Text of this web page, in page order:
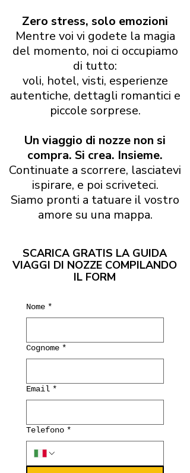
Zero stress, solo emozioni
Mentre voi vi godete la magia
del momento, noi ci occupiamo
di tutto:
voli, hotel, visti, esperienze
autentiche, dettagli romantici e
piccole sorprese.
Un viaggio di nozze non si
compra. Si crea. Insieme.
Continuate a scorrere, lasciatevi
ispirare, e poi scriveteci.
Siamo pronti a tatuare il vostro
amore su una mappa.
SCARICA GRATIS LA GUIDA
VIAGGI DI NOZZE COMPILANDO
IL FORM
Nome *
Cognome *
Email *
Telefono *